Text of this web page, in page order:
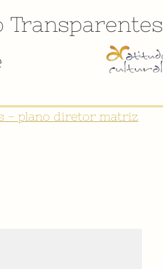
Transparentes
- plano diretor matriz